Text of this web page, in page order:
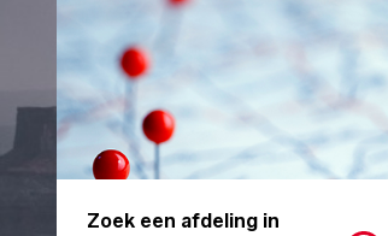
Zoek een afdeling in